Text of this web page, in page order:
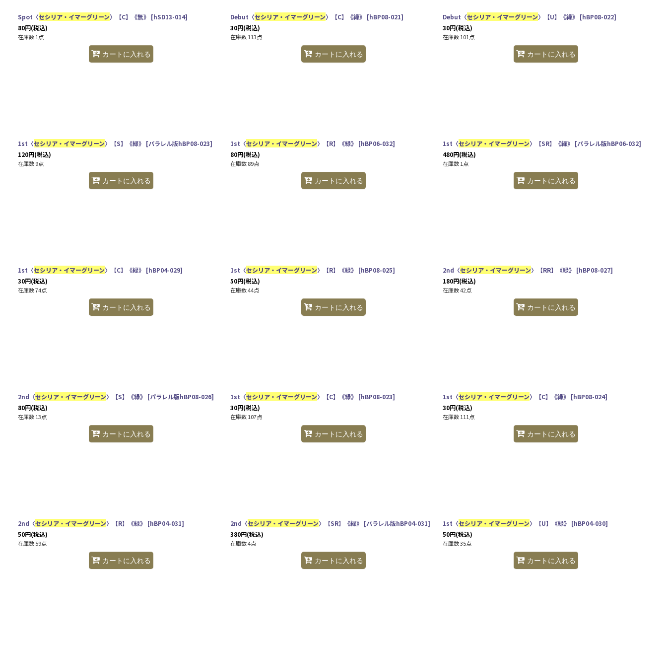
Spot〈セシリア・イマーグリーン〉【C】《無》 [hSD13-014]
80円(税込)
在庫数 1点
カートに入れる
Debut〈セシリア・イマーグリーン〉【C】《緑》 [hBP08-021]
30円(税込)
在庫数 113点
カートに入れる
Debut〈セシリア・イマーグリーン〉【U】《緑》 [hBP08-022]
30円(税込)
在庫数 101点
カートに入れる
1st〈セシリア・イマーグリーン〉【S】《緑》 [パラレル版hBP08-023]
120円(税込)
在庫数 9点
カートに入れる
1st〈セシリア・イマーグリーン〉【R】《緑》 [hBP06-032]
80円(税込)
在庫数 89点
カートに入れる
1st〈セシリア・イマーグリーン〉【SR】《緑》 [パラレル版hBP06-032]
480円(税込)
在庫数 1点
カートに入れる
1st〈セシリア・イマーグリーン〉【C】《緑》 [hBP04-029]
30円(税込)
在庫数 74点
カートに入れる
1st〈セシリア・イマーグリーン〉【R】《緑》 [hBP08-025]
50円(税込)
在庫数 44点
カートに入れる
2nd〈セシリア・イマーグリーン〉【RR】《緑》 [hBP08-027]
180円(税込)
在庫数 42点
カートに入れる
2nd〈セシリア・イマーグリーン〉【S】《緑》 [パラレル版hBP08-026]
80円(税込)
在庫数 13点
カートに入れる
1st〈セシリア・イマーグリーン〉【C】《緑》 [hBP08-023]
30円(税込)
在庫数 107点
カートに入れる
1st〈セシリア・イマーグリーン〉【C】《緑》 [hBP08-024]
30円(税込)
在庫数 111点
カートに入れる
2nd〈セシリア・イマーグリーン〉【R】《緑》 [hBP04-031]
50円(税込)
在庫数 59点
カートに入れる
2nd〈セシリア・イマーグリーン〉【SR】《緑》 [パラレル版hBP04-031]
380円(税込)
在庫数 4点
カートに入れる
1st〈セシリア・イマーグリーン〉【U】《緑》 [hBP04-030]
50円(税込)
在庫数 35点
カートに入れる